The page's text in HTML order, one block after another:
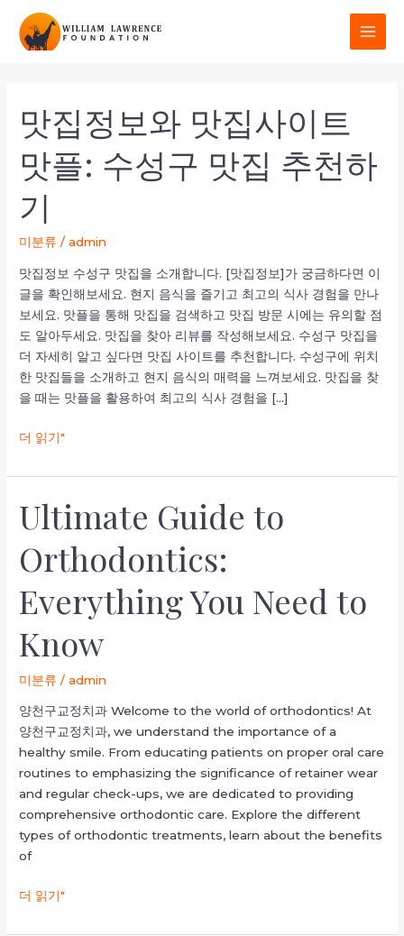
맛집정보와 맛집사이트
맛플: 수성구 맛집 추천하
기
미분류 /admin
맛집정보 수성구 맛집을 소개합니다. [맛집정보]가 궁금하다면 이
글을 확인해보세요. 현지 음식을 즐기고 최고의 식사 경험을 만나
보세요. 맛플을 통해 맛집을 검색하고 맛집 방문 시에는 유의할 점
도 알아두세요. 맛집을 찾아 리뷰를 작성해보세요. 수성구 맛집을
더 자세히 알고 싶다면 맛집 사이트를 추천합니다. 수성구에 위치
한 맛집들을 소개하고 현지 음식의 매력을 느껴보세요. 맛집을 찾
을 때는 맛플을 활용하여 최고의 식사 경험을 […]
맛
집
보
맛
집
이
트
맛
플:
수
성
구
집
기
더 읽기"
Ultimate Guide to
Orthodontics:
Everything You Need to
Know
미분류 /admin
양천구교정치과 Welcome to the world of orthodontics! At
양천구교정치과, we understand the importance of a
healthy smile. From educating patients on proper oral care
routines to emphasizing the significance of retainer wear
and regular check-ups, we are dedicated to providing
comprehensive orthodontic care. Explore the different
types of orthodontic treatments, learn about the benefits
of
Ultimate
Guide
to
Orthodontics:
You
to
더 읽기"